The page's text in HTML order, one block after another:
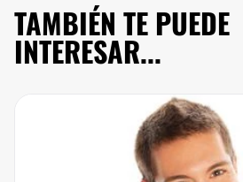
TAMBIÉN TE PUEDE
INTERESAR...